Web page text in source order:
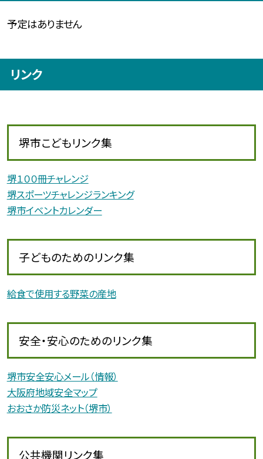
予定はありません
リンク
堺市こどもリンク集
堺１００冊チャレンジ
堺スポーツチャレンジランキング
堺市イベントカレンダー
子どものためのリンク集
給食で使用する野菜の産地
安全・安心のためのリンク集
堺市安全安心メール（情報）
大阪府地域安全マップ
おおさか防災ネット（堺市）
公共機関リンク集